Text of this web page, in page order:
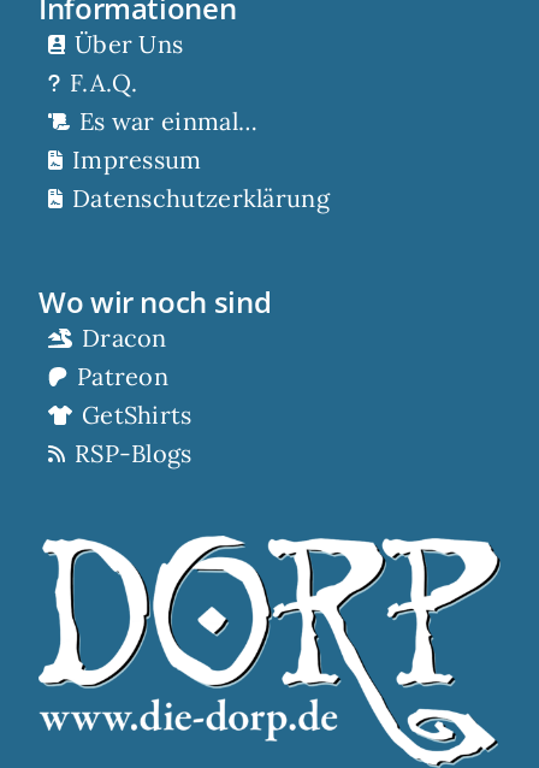
Über Uns
F.A.Q.
Es war einmal…
Impressum
Datenschutzerklärung
Wo wir noch sind
Dracon
Patreon
GetShirts
RSP-Blogs